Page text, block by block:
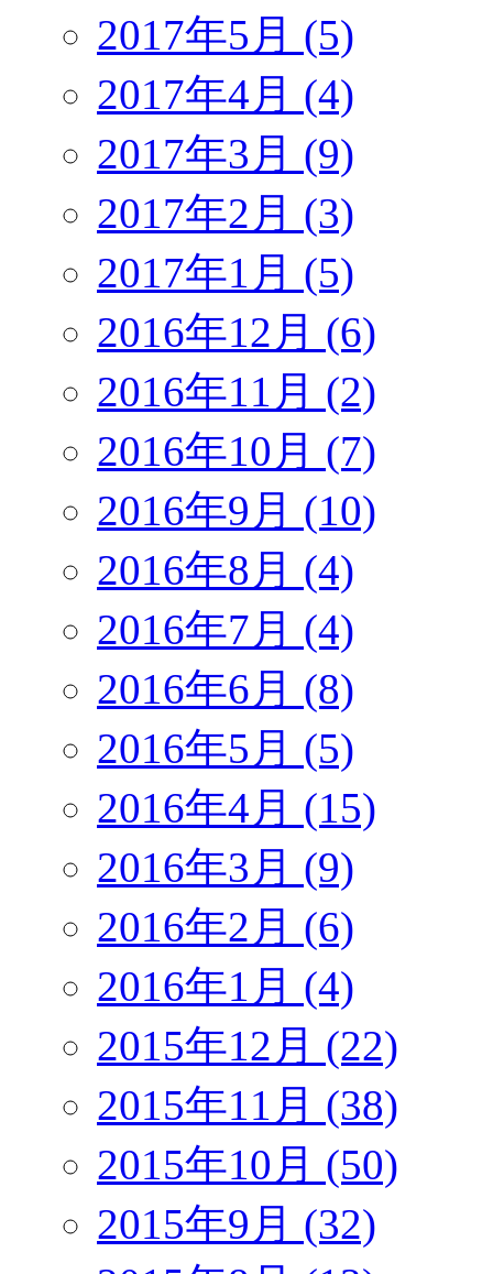
2017年5月 (5)
2017年4月 (4)
2017年3月 (9)
2017年2月 (3)
2017年1月 (5)
2016年12月 (6)
2016年11月 (2)
2016年10月 (7)
2016年9月 (10)
2016年8月 (4)
2016年7月 (4)
2016年6月 (8)
2016年5月 (5)
2016年4月 (15)
2016年3月 (9)
2016年2月 (6)
2016年1月 (4)
2015年12月 (22)
2015年11月 (38)
2015年10月 (50)
2015年9月 (32)